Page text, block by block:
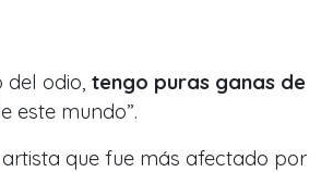
del odio, tengo puras ganas de
este mundo”.
que fue más afectado por